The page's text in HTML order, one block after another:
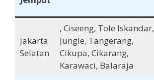
Jakarta
Selatan
, Ciseeng, Tole Iskandar,
Jungle, Tangerang,
Cikupa, Cikarang,
Karawaci, Balaraja